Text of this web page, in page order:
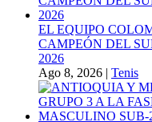
EL EQUIPO
CAMPEÓN DEL
2026
Ago 8, 2026 | Tenis